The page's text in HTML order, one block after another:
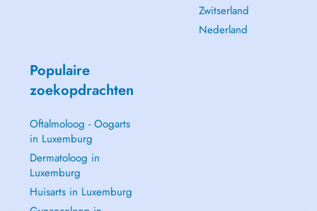
Zwitserland
Nederland
Populaire
zoekopdrachten
Oftalmoloog - Oogarts
in Luxemburg
Dermatoloog in
Luxemburg
Huisarts in Luxemburg